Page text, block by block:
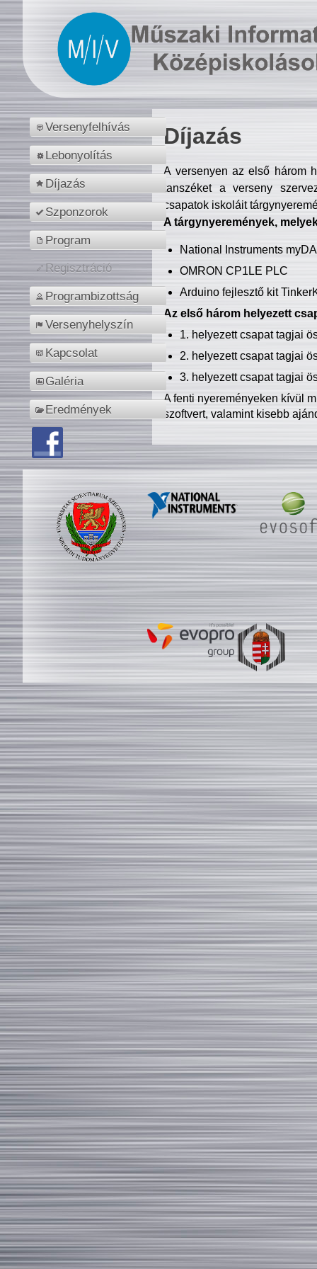
Versenyfelhívás
Lebonyolítás
Díjazás
Szponzorok
Program
Regisztráció
Programbizottság
Versenyhelyszín
Kapcsolat
Galéria
Eredmények
Díjazás
A versenyen az első három
tanszéket a verseny
csapatok iskoláit
A tárgynyeremények,
National Instruments
OMRON CP1LE PLC
Arduino fejlesztő kit
Az első három helyezett
1. helyezett csapat tagjai
2. helyezett csapat tagjai
3. helyezett csapat tagjai
A fenti nyereményeken kívül
szoftvert, valamint kisebb